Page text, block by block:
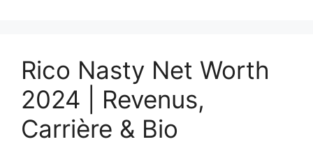
Rico Nasty Net Worth
2024 | Revenus,
Carrière & Bio